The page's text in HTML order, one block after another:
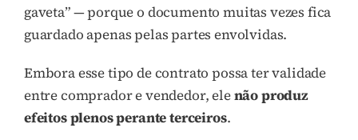
gaveta” — porque o documento muitas vezes fica
guardado apenas pelas partes envolvidas.
Embora esse tipo de contrato possa ter validade
entre comprador e vendedor, elenão produz
efeitos plenos perante terceiros.